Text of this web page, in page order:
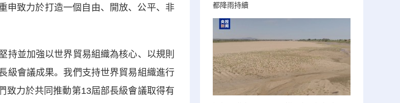
申致力於打造一個自由、開放、公平、非
並加強以世界貿易組織為核心、以規則
級會議成果。我們支持世界貿易組織進行
致力於共同推動第13屆部長級會議取得有
都降雨持續